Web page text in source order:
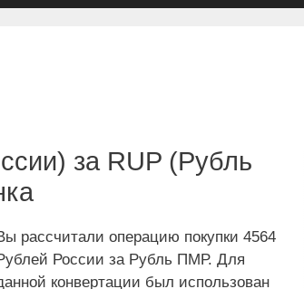
за RUP (Рубль
рассчитали операцию покупки 4564
России за Рубль ПМР. Для
конвертации был использован